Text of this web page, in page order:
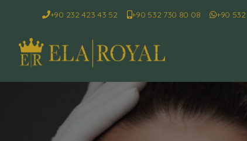
+90 232 423 43 52 +90 532 730 80 08 +90